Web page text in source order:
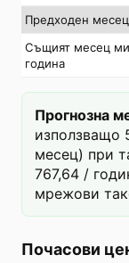
Предходен месец
Същият месец
година
Прогнозна
използващо
месец) при
767,64 /
мрежови
Почасови